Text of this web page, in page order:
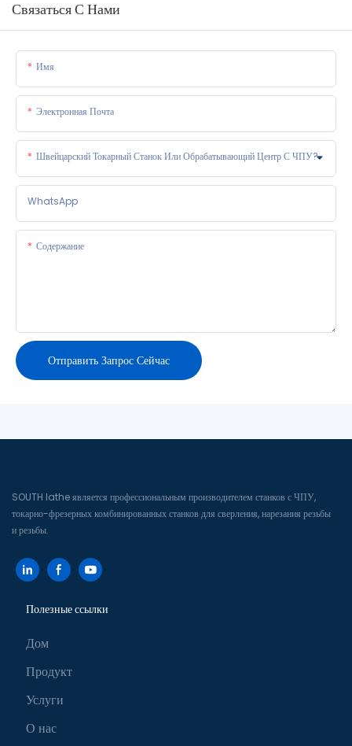
Связаться С Нами
Имя
Электронная Почта
Швейцарский Токарный Станок Или Обрабатывающий Центр С ЧПУ?
WhatsApp
Содержание
Отправить Запрос Сейчас
SOUTH lathe является профессиональным производителем станков с ЧПУ,
токарно-фрезерных комбинированных станков для сверления, нарезания резьбы
и резьбы.
Полезные ссылки
Дом
Продукт
Услуги
О нас